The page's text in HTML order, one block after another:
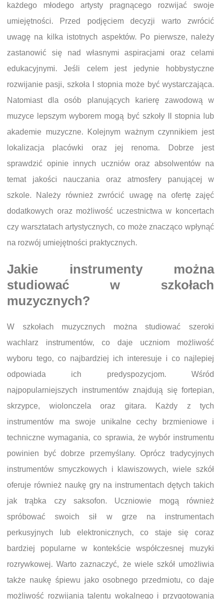
każdego młodego artysty pragnącego rozwijać swoje
umiejętności. Przed podjęciem decyzji warto zwrócić
uwagę na kilka istotnych aspektów. Po pierwsze, należy
zastanowić się nad własnymi aspiracjami oraz celami
edukacyjnymi. Jeśli celem jest jedynie hobbystyczne
rozwijanie pasji, szkoła I stopnia może być wystarczająca.
Natomiast dla osób planujących karierę zawodową w
muzyce lepszym wyborem mogą być szkoły II stopnia lub
akademie muzyczne. Kolejnym ważnym czynnikiem jest
lokalizacja placówki oraz jej renoma. Dobrze jest
sprawdzić opinie innych uczniów oraz absolwentów na
temat jakości nauczania oraz atmosfery panującej w
szkole. Należy również zwrócić uwagę na ofertę zajęć
dodatkowych oraz możliwość uczestnictwa w koncertach
czy warsztatach artystycznych, co może znacząco wpłynąć
na rozwój umiejętności praktycznych.
Jakie instrumenty można
studiować w szkołach
muzycznych?
W szkołach muzycznych można studiować szeroki
wachlarz instrumentów, co daje uczniom możliwość
wyboru tego, co najbardziej ich interesuje i co najlepiej
odpowiada ich predyspozycjom. Wśród
najpopularniejszych instrumentów znajdują się fortepian,
skrzypce, wiolonczela oraz gitara. Każdy z tych
instrumentów ma swoje unikalne cechy brzmieniowe i
techniczne wymagania, co sprawia, że wybór instrumentu
powinien być dobrze przemyślany. Oprócz tradycyjnych
instrumentów smyczkowych i klawiszowych, wiele szkół
oferuje również naukę gry na instrumentach dętych takich
jak trąbka czy saksofon. Uczniowie mogą również
spróbować swoich sił w grze na instrumentach
perkusyjnych lub elektronicznych, co staje się coraz
bardziej popularne w kontekście współczesnej muzyki
rozrywkowej. Warto zaznaczyć, że wiele szkół umożliwia
także naukę śpiewu jako osobnego przedmiotu, co daje
możliwość rozwijania talentu wokalnego i przygotowania